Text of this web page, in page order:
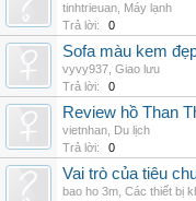
tinhtrieuan Máy lạnh
Trả lời:
0
Sofa màu kem
vyvy937 Giao lưu
Trả lời:
0
Review hồ Than
vietnhan Du lịch
Trả lời:
0
Vai trò của tiêu
bao ho 3m Các thiết bị